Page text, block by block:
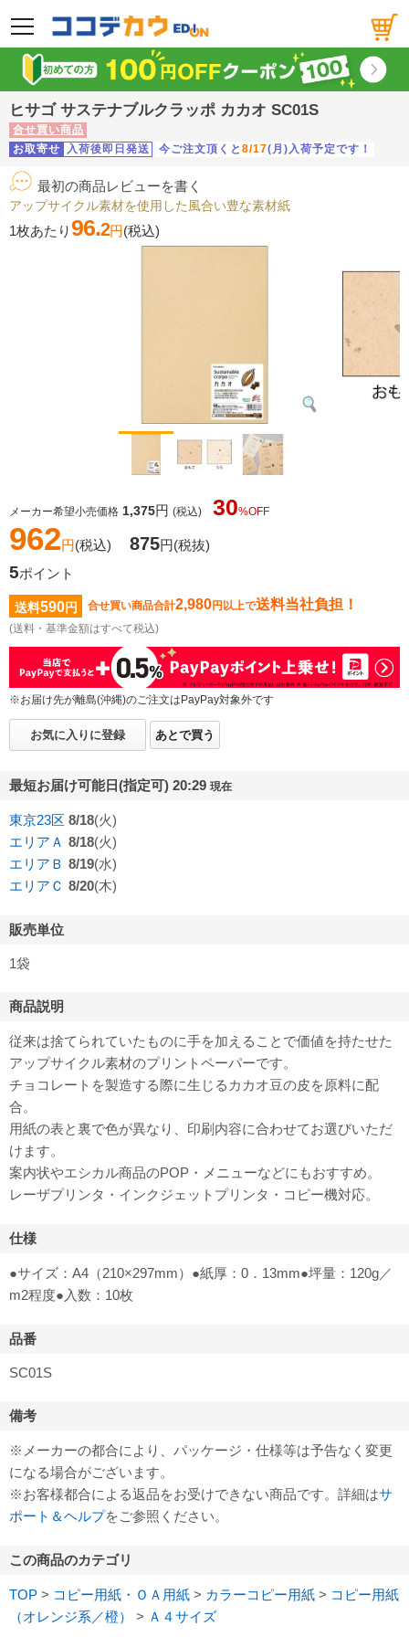
メニュー
ヒサゴ サステナブルクラッポ カカオ SC01S
合せ買い商品
お取寄せ
入荷後即日発送 今ご注文頂くと 8/17(月)入荷予定です！
最初の商品レビューを書く
アップサイクル素材を使用した風合い豊な素材紙
1枚あたり96.2円(税込)
メーカー希望小売価格 1,375円 (税込) 30%OFF
962円(税込) 875円(税抜)
5ポイント
送料590円 合せ買い商品合計2,980円以上で送料当社負担！
(送料・基準金額はすべて税込)
※お届け先が離島(沖縄)のご注文はPayPay対象外です
お気に入りに登録 あとで買う
最短お届け可能日(指定可) 20:29 現在
東京23区 8/18(火)
エリアＡ 8/18(火)
エリアＢ 8/19(水)
エリアＣ 8/20(木)
販売単位
1袋
商品説明
従来は捨てられていたものに手を加えることで価値を持たせた
アップサイクル素材のプリントペーパーです。
チョコレートを製造する際に生じるカカオ豆の皮を原料に配
合。
用紙の表と裏で色が異なり、印刷内容に合わせてお選びいただ
けます。
案内状やエシカル商品のPOP・メニューなどにもおすすめ。
レーザプリンタ・インクジェットプリンタ・コピー機対応。
仕様
●サイズ：A4（210×297mm）●紙厚：0．13mm●坪量：120g／
m2程度●入数：10枚
品番
SC01S
備考
※メーカーの都合により、パッケージ・仕様等は予告なく変更
になる場合がございます。
※お客様都合による返品をお受けできない商品です。詳細はサ
ポート＆ヘルプをご参照ください。
この商品のカテゴリ
TOP > コピー用紙・ＯＡ用紙 > カラーコピー用紙 > コピー用紙
（オレンジ系／橙）
> Ａ４サイズ